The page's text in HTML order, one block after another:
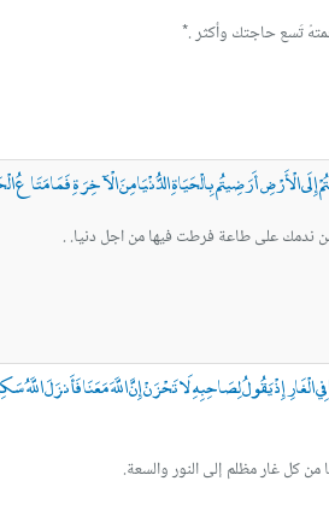
تَسع حاجتك وأكثر .*
الْأَرْضِ أَرَضِيتُم بِالْحَيَاةِ الدُّنْيَا مِنَ الْآخِرَةِ فَمَا مَتَاعُ
من ندمك على طاعة فرطت فيها من اجل دنيا. .
إِذْ يَقُولُ لِصَاحِبِهِ لَا تَحْزَنْ إِنَّ اللَّهَ مَعَنَا فَأَنزَلَ
من كل غار مظلم إلى النور والسعة.